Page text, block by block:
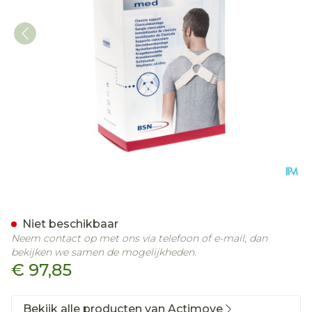
€ 97,85
Niet beschikbaar
Neem contact op met ons via telefoon of e-mail, dan
bekijken we samen de mogelijkheden.
Bekijk alle producten van Actimove